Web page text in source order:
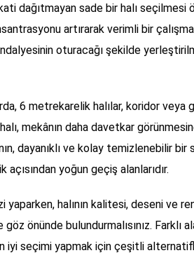
dağıtmayan sade bir halı seçilmesi
artırarak verimli bir çalışma
oturacağı şekilde
6 metrekarelik halılar, koridor veya
mekânın daha davetkar
dayanıklı ve kolay temizlenebilir
yoğun geçiş alanlarıdır.
yaparken, halının kalitesi, deseni ve
önünde bulundurmalısınız. Farklı
iyi seçimi yapmak için çeşitli